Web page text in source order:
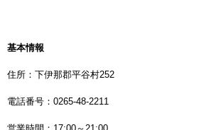
基本情報
住所：下伊那郡平谷村252
電話番号：0265-48-2211